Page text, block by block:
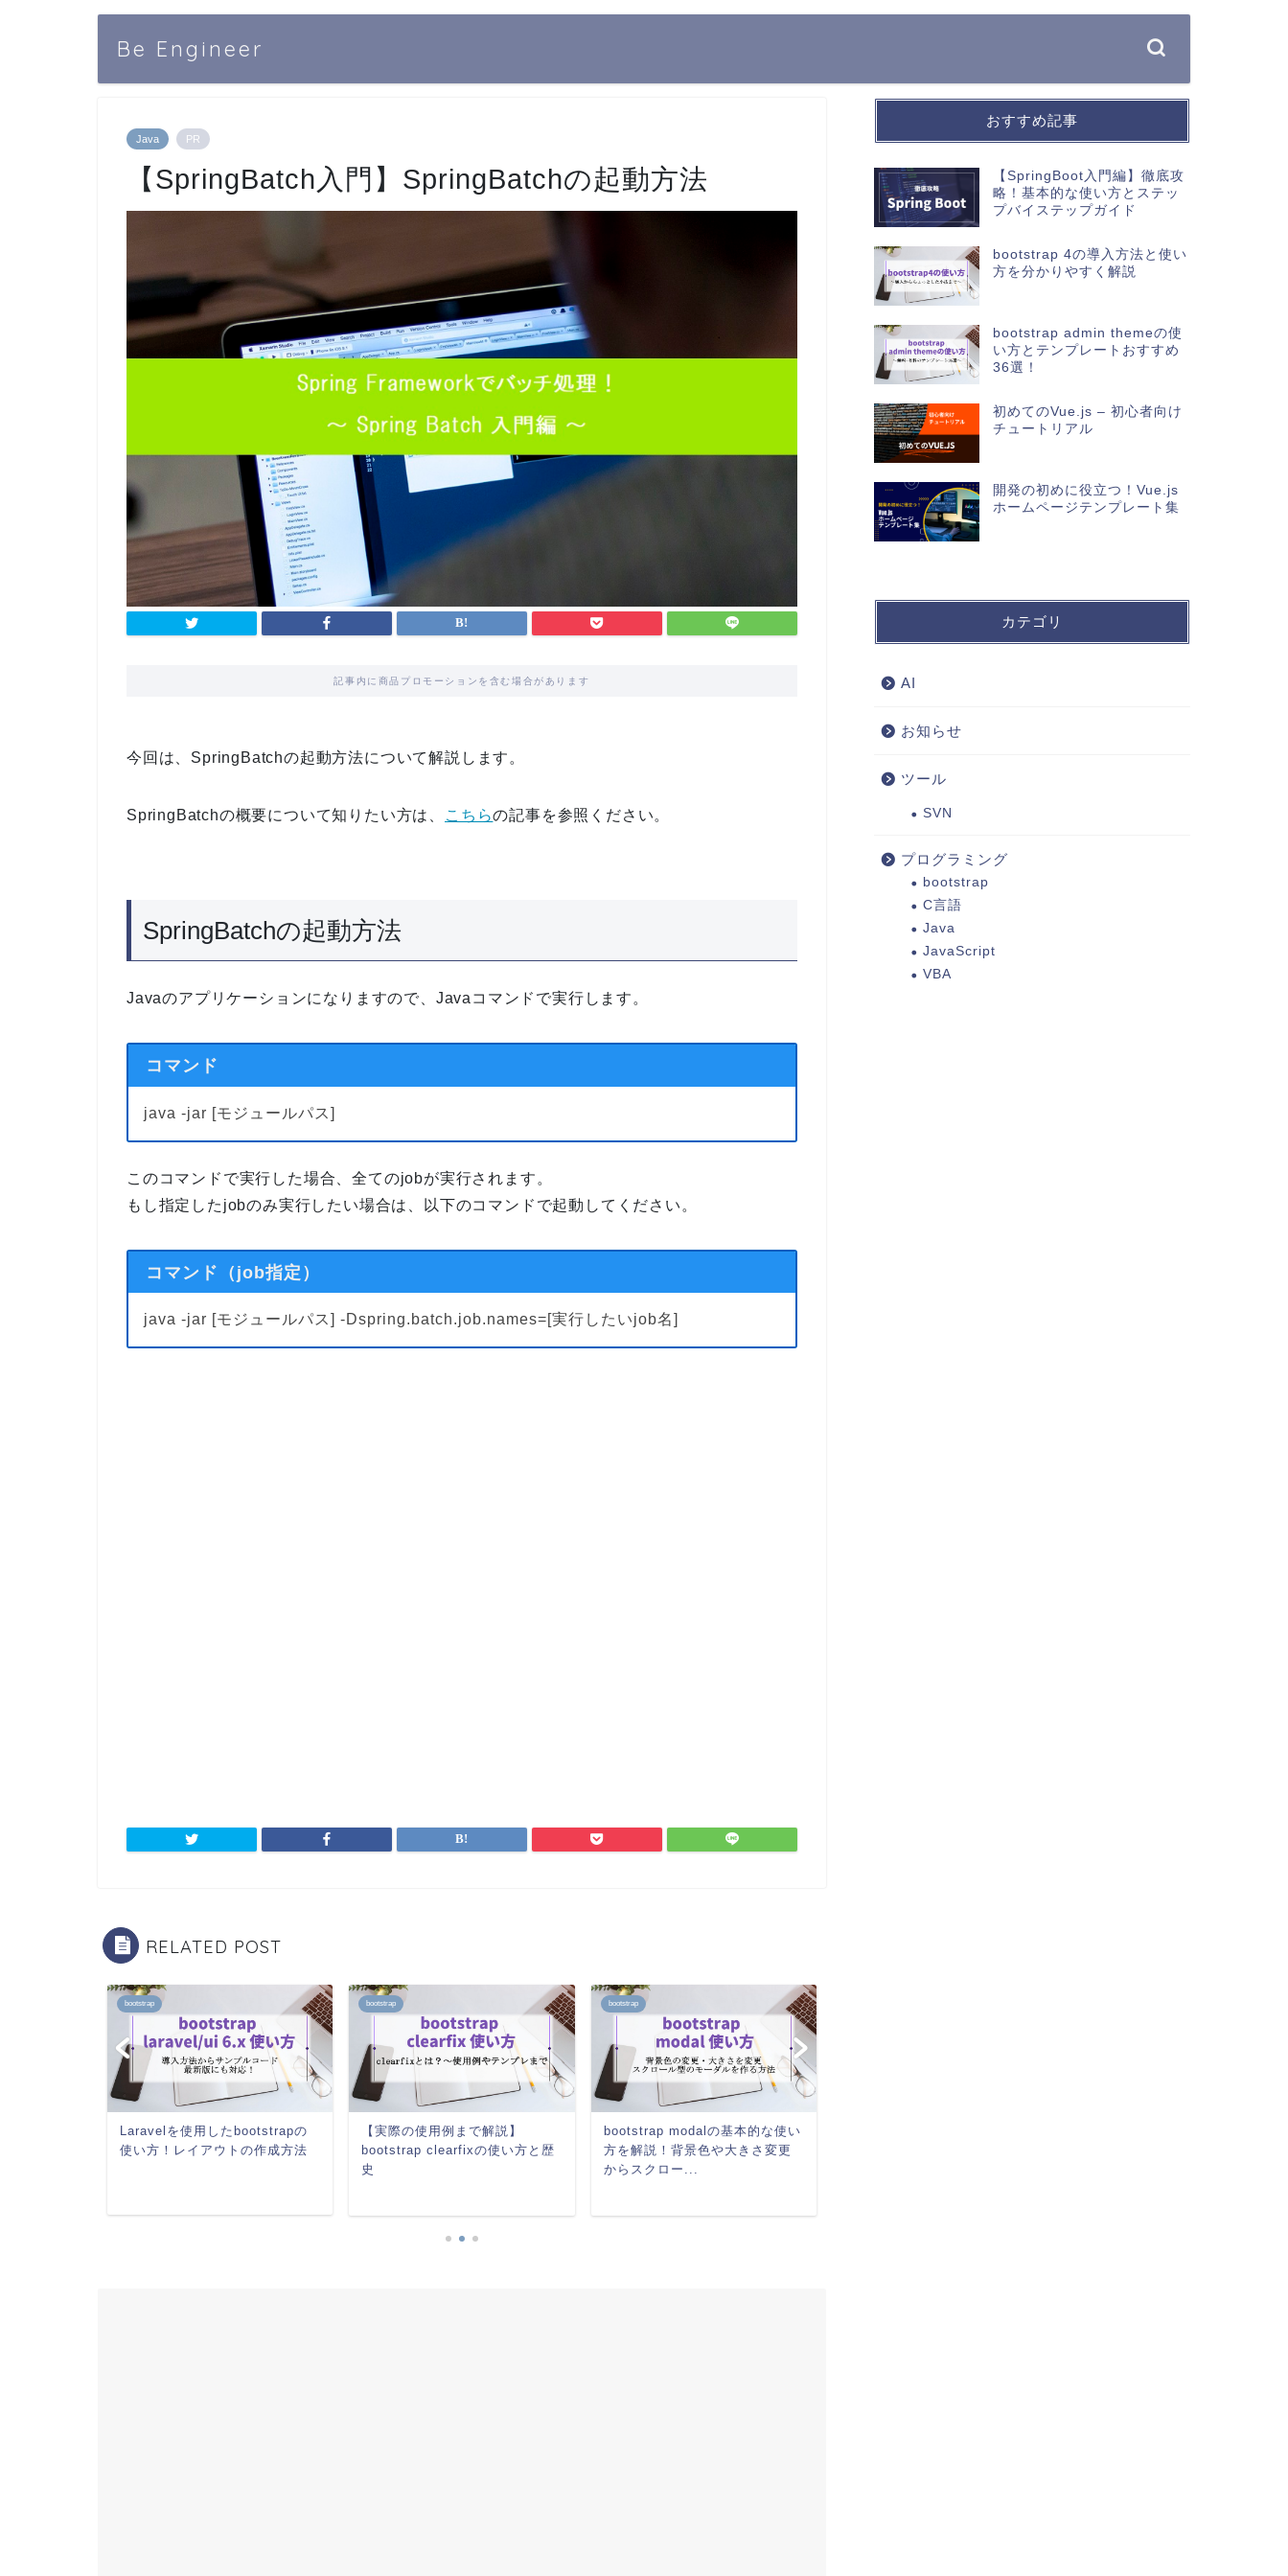
Be Engineer
Java PR
【SpringBatch入門】SpringBatchの起動方法
記事内に商品プロモーションを含む場合があります
今回は、 SpringBatchの起動方法について解説します。
SpringBatchの概要について知りたい方は、 こちらの記事を参照ください。
SpringBatchの起動方法
Javaのアプリケーションになりますので、Javaコマンドで実行します。
コマンド
java -jar [モジュールパス]
このコマンドで実行した場合、全てのjobが実行されます。
もし指定したjobのみ実行したい場合は、以下のコマンドで起動してください。
コマンド（job指定）
java -jar [モジュールパス] -Dspring.batch.job.names=[実行したいjob名]
RELATED POST
bootstrap
Laravelを使用したbootstrapの
使い方！レイアウトの作成方法
bootstrap
【実際の使用例まで解説】
bootstrap clearfixの使い方と歴
史
bootstrap
bootstrap modalの基本的な使い
方を解説！背景色や大きさ変更
からスクロー...
おすすめ記事
【SpringBoot入門編】徹底攻
略！基本的な使い方とステッ
プバイステップガイド
bootstrap 4の導入方法と使い
方を分かりやすく解説
bootstrap admin themeの使
い方とテンプレートおすすめ
36選！
初めてのVue.js – 初心者向け
チュートリアル
開発の初めに役立つ！Vue.js
ホームページテンプレート集
カテゴリ
AI
お知らせ
ツール
SVN
プログラミング
bootstrap
C言語
Java
JavaScript
VBA